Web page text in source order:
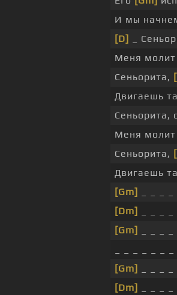
И мы
[D]
_
Меня молит
Сеньорита,
Двигаешь
Сеньорита,
Меня молит
Сеньорита,
Двигаешь
[Gm]
[Dm]
[Gm]
[Gm]
[Dm]